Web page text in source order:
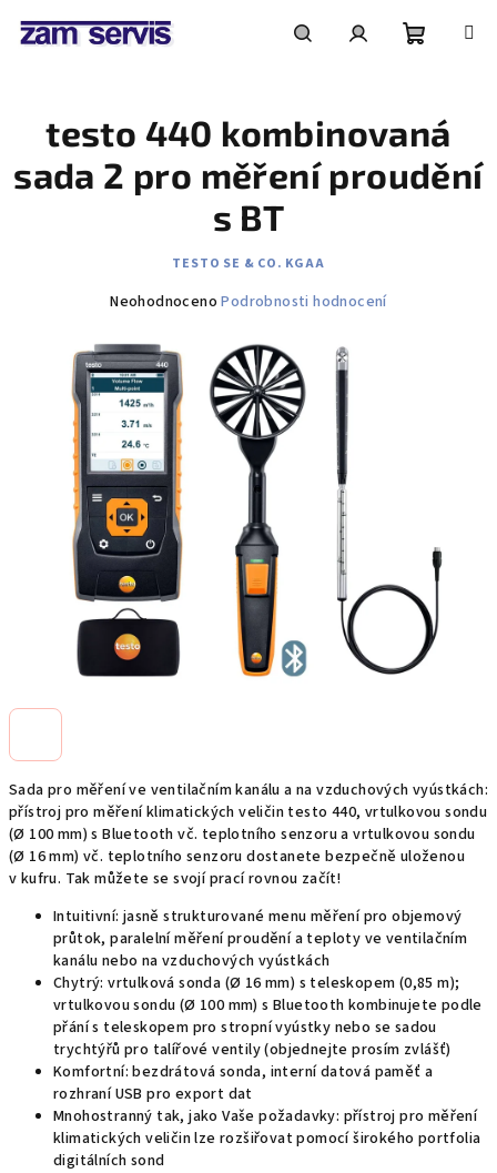
košík
Sada pro měření ve ventilačním kanálu a na vzduchových vyústkách:
přístroj pro měření klimatických veličin testo 440, vrtulkovou sondu
(Ø 100 mm) s Bluetooth vč. teplotního senzoru a vrtulkovou sondu
(Ø 16 mm) vč. teplotního senzoru dostanete bezpečně uloženou
v kufru. Tak můžete se svojí prací rovnou začít!
Intuitivní: jasně strukturované menu měření pro objemový
průtok, paralelní měření proudění a teploty ve ventilačním
kanálu nebo na vzduchových vyústkách
Chytrý: vrtulková sonda (Ø 16 mm) s teleskopem (0,85 m);
vrtulkovou sondu (Ø 100 mm) s Bluetooth kombinujete podle
přání s teleskopem pro stropní vyústky nebo se sadou
trychtýřů pro talířové ventily (objednejte prosím zvlášť)
Komfortní: bezdrátová sonda, interní datová paměť a
rozhraní USB pro export dat
Mnohostranný tak, jako Vaše požadavky: přístroj pro měření
klimatických veličin lze rozšiřovat pomocí širokého portfolia
digitálních sond
testo 440 kombinovaná
sada 2 pro měření proudění
s BT
TESTO SE & CO. KGAA
Průměrné
produktu
je
0,0
hvězdiček.
Neohodnoceno Podrobnosti hodnocení